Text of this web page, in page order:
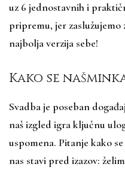
uz 6 jednostavnih i
pripremu, jer zaslužujemo
najbolja verzija sebe!
Kako se
Svadba je poseban
naš izgled igra ključnu
uspomena. Pitanje kako
nas stavi pred izazov: